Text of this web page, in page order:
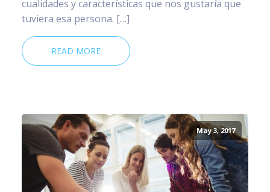
cualidades y características que nos gustaría que
tuviera esa persona. […]
READ MORE
May 3, 2017